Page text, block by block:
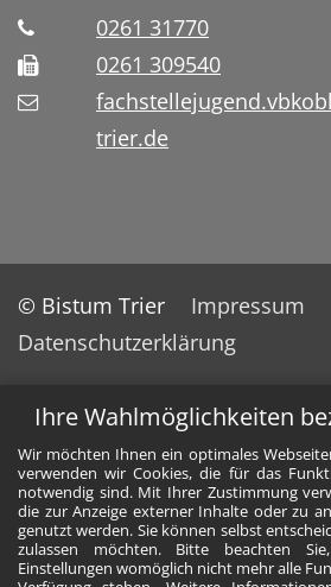
Ihre Wahlmöglichkeiten
Wir möchten Ihnen ein optimales
verwenden wir Cookies, die für das
notwendig sind. Mit Ihrer Zustimmung
die zur Anzeige externer Inhalte oder zu
genutzt werden. Sie können selbst
zulassen möchten. Bitte beachten
Einstellungen womöglich nicht mehr alle
0261 31770
0261 309540
trier.de
© Bistum Trier
Impressum
Datenschutzerklärung